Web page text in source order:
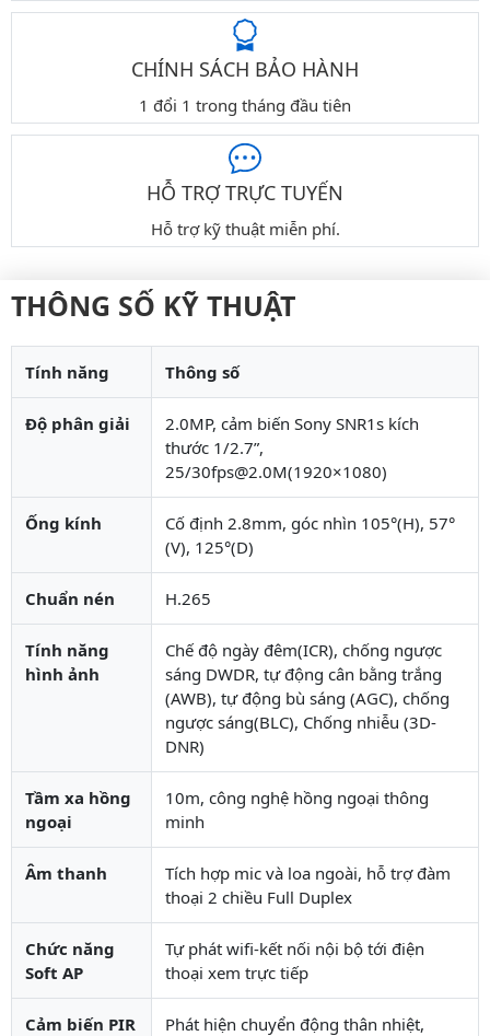
CHÍNH SÁCH BẢO HÀNH
1 đổi 1 trong tháng đầu tiên
HỖ TRỢ TRỰC TUYẾN
Hỗ trợ kỹ thuật miễn phí.
THÔNG SỐ KỸ THUẬT
Tính năng Thông số
Độ phân giải
2.0MP, cảm biến Sony SNR1s kích
thước 1/2.7”,
25/30fps@2.0M(1920×1080)
Ống kính
Cố định 2.8mm, góc nhìn 105°(H), 57°
(V), 125°(D)
Chuẩn nén H.265
Tính năng
hình ảnh
Chế độ ngày đêm(ICR), chống ngược
sáng DWDR, tự động cân bằng trắng
(AWB), tự động bù sáng (AGC), chống
ngược sáng(BLC), Chống nhiễu (3D-
DNR)
Tầm xa hồng
ngoại
10m, công nghệ hồng ngoại thông
minh
Âm thanh
Tích hợp mic và loa ngoài, hỗ trợ đàm
thoại 2 chiều Full Duplex
Chức năng
Soft AP
Tự phát wifi-kết nối nội bộ tới điện
thoại xem trực tiếp
Cảm biến PIR Phát hiện chuyển động thân nhiệt,